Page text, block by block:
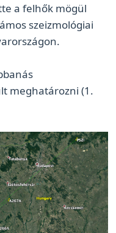
a felhők mögül
szeizmológiai
meghatározni (1.